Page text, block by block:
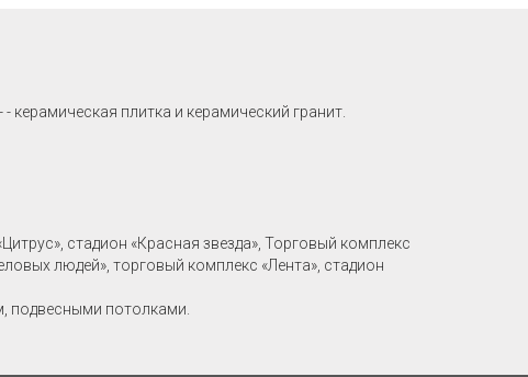
плитка и керамический гранит.
стадион «Красная звезда», Торговый комплекс
людей», торговый комплекс «Лента», стадион
подвесными потолками.